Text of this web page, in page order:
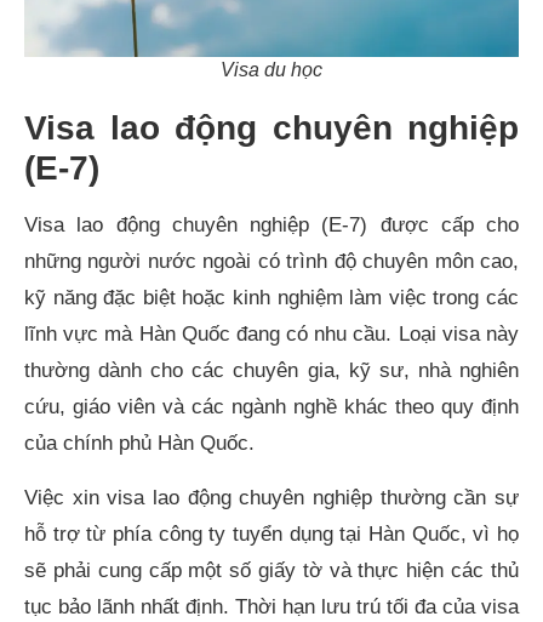
Visa du học
Visa lao động chuyên nghiệp
(E-7)
Visa lao động chuyên nghiệp (E-7) được cấp cho
những người nước ngoài có trình độ chuyên môn cao,
kỹ năng đặc biệt hoặc kinh nghiệm làm việc trong các
lĩnh vực mà Hàn Quốc đang có nhu cầu. Loại visa này
thường dành cho các chuyên gia, kỹ sư, nhà nghiên
cứu, giáo viên và các ngành nghề khác theo quy định
của chính phủ Hàn Quốc.
Việc xin visa lao động chuyên nghiệp thường cần sự
hỗ trợ từ phía công ty tuyển dụng tại Hàn Quốc, vì họ
sẽ phải cung cấp một số giấy tờ và thực hiện các thủ
tục bảo lãnh nhất định. Thời hạn lưu trú tối đa của visa